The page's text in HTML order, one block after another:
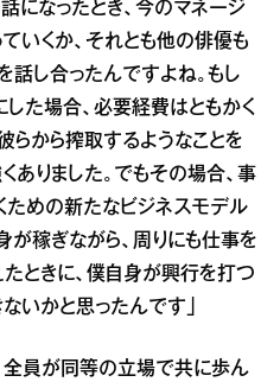
になったとき、今のマネージ
いくか、それとも他の俳優も
話し合ったんですよね。もし
た場合、必要経費はともかく
から搾取するようなことを
ありました。でもその場合、事
ための新たなビジネスモデル
が稼ぎながら、周りにも仕事を
ときに、僕自身が興行を打つ
いかと思ったんです」
全員が同等の立場で共に歩ん